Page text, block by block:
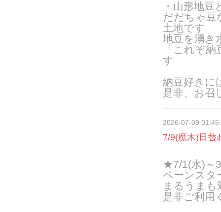
・山形地
だだちゃ豆
土地です
地豆を湧き
「これぞ
す
納豆好きに
是非、お召
2026-07-09
7/9(魔木)日替
★7/1(水)～
ペーンスタ
まるうまも
是非ご利用